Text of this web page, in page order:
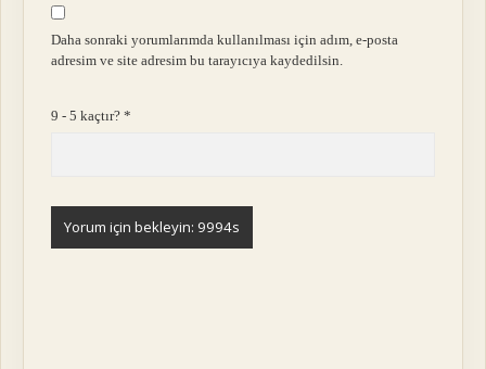
Daha sonraki yorumlarımda kullanılması için adım, e-posta
adresim ve site adresim bu tarayıcıya kaydedilsin.
9 - 5 kaçtır?*